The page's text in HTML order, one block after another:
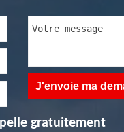
gratuitement